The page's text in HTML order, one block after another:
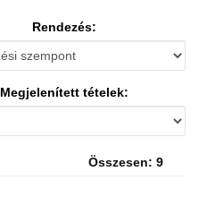
Rendezés:
Megjelenített tételek:
Összesen: 9